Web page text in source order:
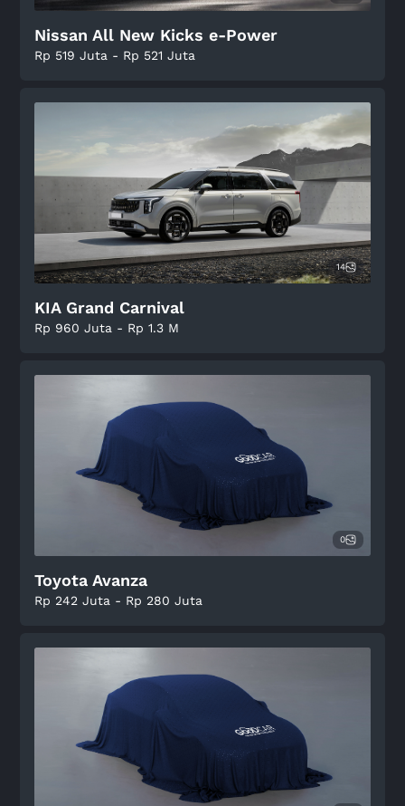
Nissan All New Kicks e-Power
Rp 519 Juta - Rp 521 Juta
14
KIA Grand Carnival
Rp 960 Juta - Rp 1.3 M
0
Toyota Avanza
Rp 242 Juta - Rp 280 Juta